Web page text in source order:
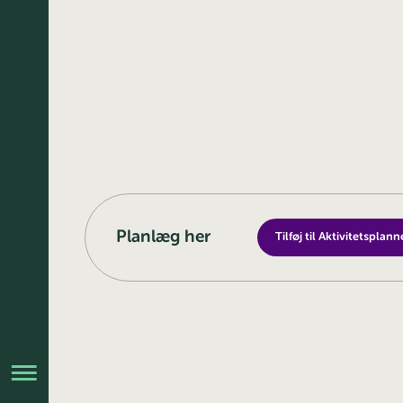
Planlæg her Tilføj til